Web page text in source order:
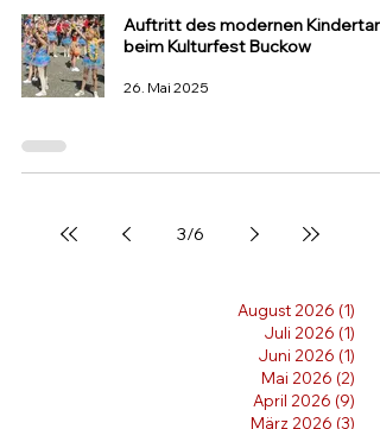
Auftritt des modernen Kindertanz
beim Kulturfest Buckow
26. Mai 2025
3/6
August 2026 (1)
Juli 2026 (1)
Juni 2026 (1)
Mai 2026 (2)
April 2026 (9)
März 2026 (3)